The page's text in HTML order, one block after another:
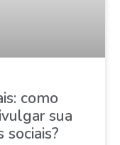
como
sua
sociais?